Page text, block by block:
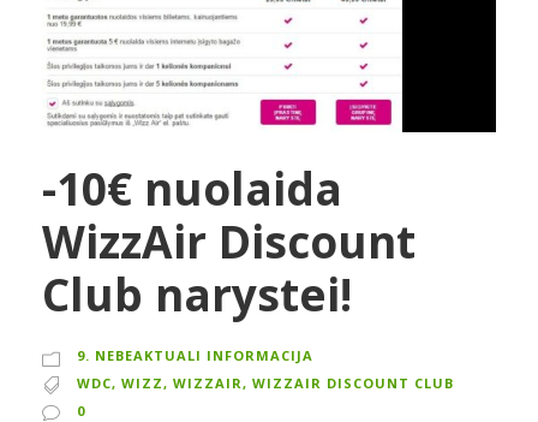
-10€ nuolaida
WizzAir Discount
Club narystei!
9. NEBEAKTUALI INFORMACIJA
WDC, WIZZ, WIZZAIR, WIZZAIR DISCOUNT CLUB
0